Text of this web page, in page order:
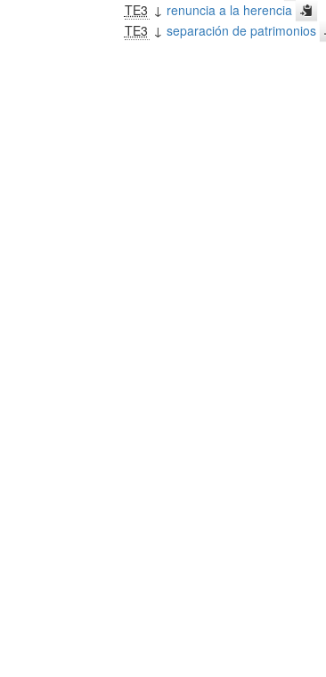
TE3 ↓ renuncia a la herencia
TE3 ↓ separación de patrimonios